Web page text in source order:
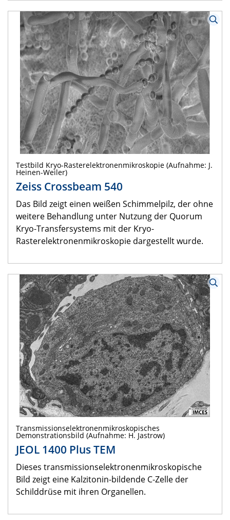
Testbild Kryo-Rasterelektronenmikroskopie (Aufnahme: J.
Heinen-Weiler)
Zeiss Crossbeam 540
Das Bild zeigt einen weißen Schimmelpilz, der ohne
weitere Behandlung unter Nutzung der Quorum
Kryo-Transfersystems mit der Kryo-
Rasterelektronenmikroskopie dargestellt wurde.
Transmissionselektronenmikroskopisches
Demonstrationsbild (Aufnahme: H. Jastrow)
JEOL 1400 Plus TEM
Dieses transmissionselektronenmikroskopische
Bild zeigt eine Kalzitonin-bildende C-Zelle der
Schilddrüse mit ihren Organellen.